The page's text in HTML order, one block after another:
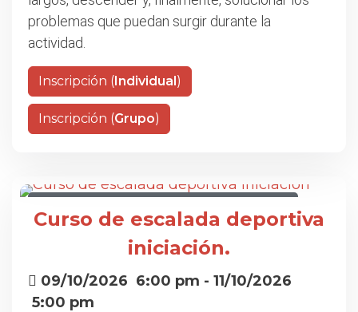
problemas que puedan surgir durante la
actividad.
Inscripción (Individual)
Inscripción (Grupo)
Curso de escalada deportiva
iniciación.
09/10/2026 6:00 pm - 11/10/2026
5:00 pm